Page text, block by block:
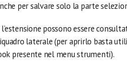
per salvare solo la parte
possono essere
laterale (per aprirlo basta
presente nel menu strumenti).